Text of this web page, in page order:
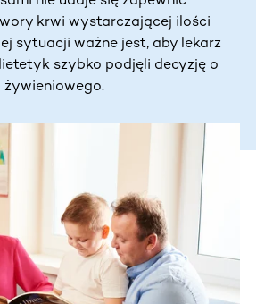
krwi wystarczającej ilości
sytuacji ważne jest, aby lekarz
szybko podjęli decyzję o
żywieniowego.